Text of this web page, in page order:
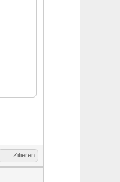
Zitieren